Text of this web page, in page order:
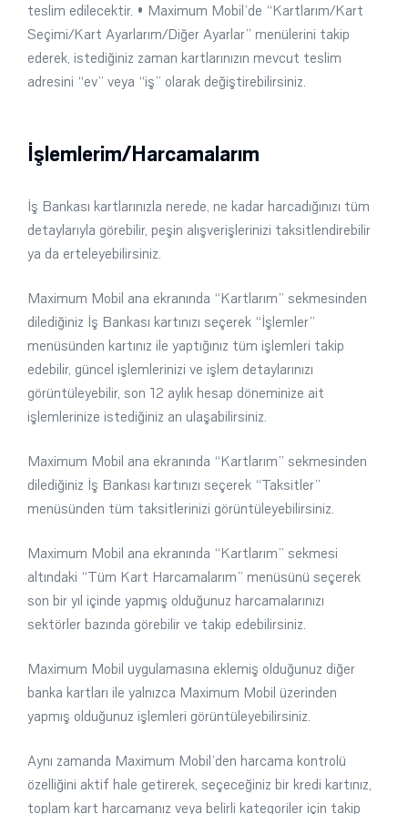
teslim edilecektir. • Maximum Mobil’de “Kartlarım/Kart
Seçimi/Kart Ayarlarım/Diğer Ayarlar” menülerini takip
ederek, istediğiniz zaman kartlarınızın mevcut teslim
adresini “ev” veya “iş” olarak değiştirebilirsiniz.
İşlemlerim/Harcamalarım
İş Bankası kartlarınızla nerede, ne kadar harcadığınızı tüm
detaylarıyla görebilir, peşin alışverişlerinizi taksitlendirebilir
ya da erteleyebilirsiniz.
Maximum Mobil ana ekranında “Kartlarım” sekmesinden
dilediğiniz İş Bankası kartınızı seçerek “İşlemler”
menüsünden kartınız ile yaptığınız tüm işlemleri takip
edebilir, güncel işlemlerinizi ve işlem detaylarınızı
görüntüleyebilir, son 12 aylık hesap döneminize ait
işlemlerinize istediğiniz an ulaşabilirsiniz.
Maximum Mobil ana ekranında “Kartlarım” sekmesinden
dilediğiniz İş Bankası kartınızı seçerek “Taksitler”
menüsünden tüm taksitlerinizi görüntüleyebilirsiniz.
Maximum Mobil ana ekranında “Kartlarım” sekmesi
altındaki “Tüm Kart Harcamalarım” menüsünü seçerek
son bir yıl içinde yapmış olduğunuz harcamalarınızı
sektörler bazında görebilir ve takip edebilirsiniz.
Maximum Mobil uygulamasına eklemiş olduğunuz diğer
banka kartları ile yalnızca Maximum Mobil üzerinden
yapmış olduğunuz işlemleri görüntüleyebilirsiniz.
Aynı zamanda Maximum Mobil’den harcama kontrolü
özelliğini aktif hale getirerek, seçeceğiniz bir kredi kartınız,
toplam kart harcamanız veya belirli kategoriler için takip